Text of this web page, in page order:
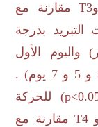
T3مقارنة مع
بدرجة
واليوم الأول
مقارنة مع باقي ايام الحفظ بالتبريد (3 و 5 و 7 يوم) .
) للحركة
T4مقارنة مع